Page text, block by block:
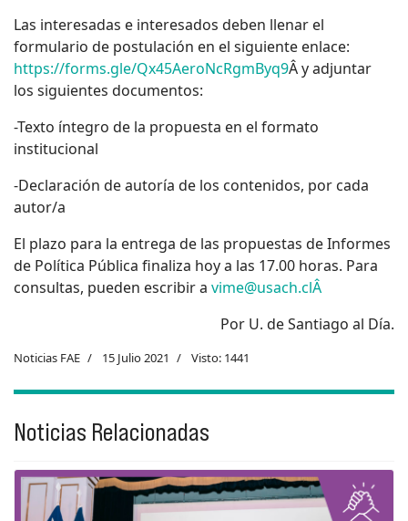
Las interesadas e interesados deben llenar el
formulario de postulación en el siguiente enlace:
https://forms.gle/Qx45AeroNcRgmByq9Â y adjuntar
los siguientes documentos:
-Texto íntegro de la propuesta en el formato
institucional
-Declaración de autoría de los contenidos, por cada
autor/a
El plazo para la entrega de las propuestas de Informes
de Política Pública finaliza hoy a las 17.00 horas. Para
consultas, pueden escribir a vime@usach.clÂ
Por U. de Santiago al Día.
Noticias FAE 15 Julio 2021 Visto: 1441
Noticias Relacionadas